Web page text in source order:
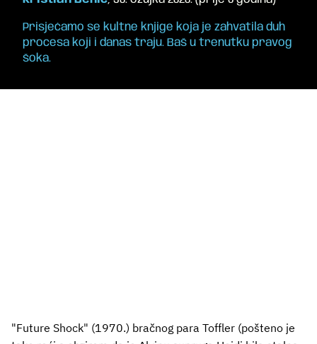
Prisjećamo se kultne knjige koja je zahvatila duh
procesa koji i danas traju. Baš u trenutku pravog
šoka.
"Future Shock" (1970.) bračnog para Toffler (pošteno je